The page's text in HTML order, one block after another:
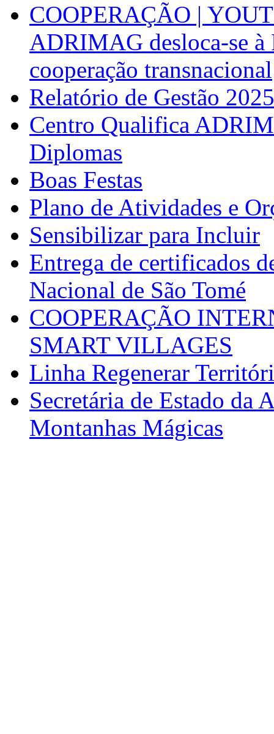
COOPERAÇÃO |
ADRIMAG desloca-se
cooperação transnacional
Relatório de Gestão 2025
Centro Qualifica
Diplomas
Boas Festas
Plano de Atividades e
Sensibilizar para Incluir
Entrega de certificados
Nacional de São Tomé
COOPERAÇÃO
SMART VILLAGES
Linha Regenerar
Secretária de Estado da
Montanhas Mágicas